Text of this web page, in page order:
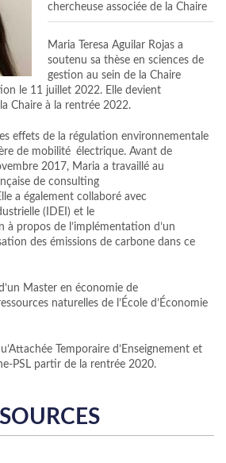
chercheuse associée de la Chaire
Maria Teresa Aguilar Rojas a
soutenu sa thèse en sciences de
gestion au sein de la Chaire
le 11 juillet 2022. Elle devient
Chaire à la rentrée 2022.
effets de la régulation environnementale
de mobilité électrique. Avant de
2017, Maria a travaillé au
de consulting
a également collaboré avec
(IDEI) et le
à propos de l’implémentation d’un
des émissions de carbone dans ce
Master en économie de
naturelles de l’École d’Économie
Temporaire d’Enseignement et
PSL partir de la rentrée 2020.